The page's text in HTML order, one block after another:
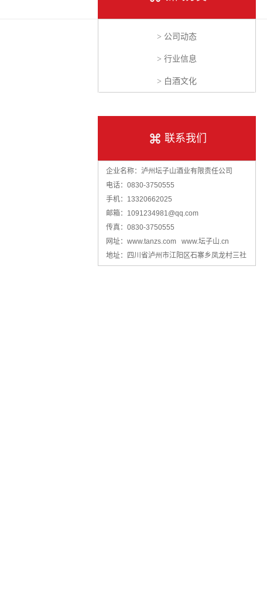
> 公司动态
> 行业信息
> 白酒文化
联系我们
企业名称：泸州坛子山酒业有限责任公司
电话：0830-3750555
手机：13320662025
邮箱：1091234981@qq.com
传真：0830-3750555
网址：www.tanzs.com www.坛子山.cn
地址：四川省泸州市江阳区石寨乡凤龙村三社